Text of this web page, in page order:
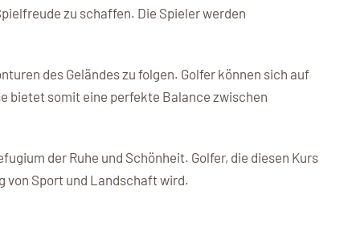
zu schaffen. Die Spieler werden
des Geländes zu folgen. Golfer können sich auf
bietet somit eine perfekte Balance zwischen
der Ruhe und Schönheit. Golfer, die diesen Kurs
von Sport und Landschaft wird.